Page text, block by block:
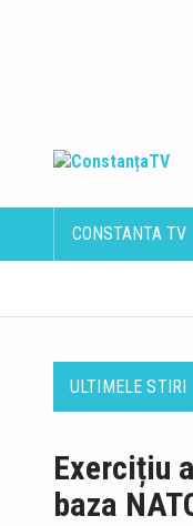
CONSTANTA TV
ULTIMELE STIRI
Exercițiu
baza